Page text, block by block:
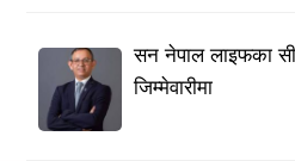
सन नेपाल लाइफका
जिम्मेवारीमा